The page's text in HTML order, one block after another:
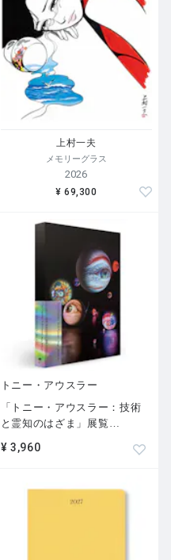
上村一夫
メモリーグラス
2026
¥ 69,300
トニー・アウスラー
「トニー・アウスラー：技術
と霊知のはざま」展覧
¥ 3,960